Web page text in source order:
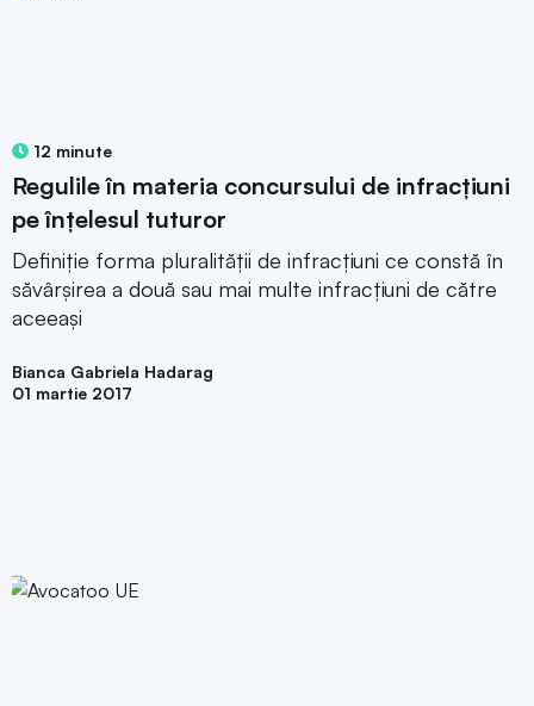
12 minute
Regulile în materia concursului de infracțiuni
pe înțelesul tuturor
Definiție forma pluralității de infracțiuni ce constă în
săvârșirea a două sau mai multe infracțiuni de către
aceeași
Bianca Gabriela Hadarag
01 martie 2017